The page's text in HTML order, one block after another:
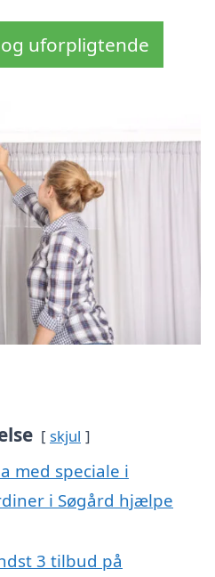
uforpligtende
skjul
med speciale i
i Søgård hjælpe
3 tilbud på